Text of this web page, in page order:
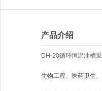
产品介绍
DH-20循环恒温油槽
生物工程、医药卫生